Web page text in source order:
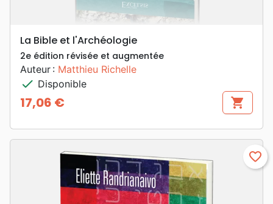
La Bible et l'Archéologie
2e édition révisée et augmentée
Auteur : Matthieu Richelle
check Disponible
Prix
17,06 € shopping_cart
favorite_border